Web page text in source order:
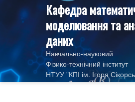
Кафедра
моделювання та
даних
Навчально-науковий
Фізико‑технічний інститут
НТУУ "КПІ ім. Ігоря